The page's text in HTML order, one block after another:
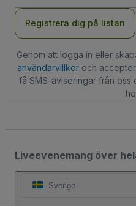
Registrera dig på listan
Genom att logga in eller
användarvillkoroch
få SMS-aviseringar från oss
Liveevenemang över
Sverige